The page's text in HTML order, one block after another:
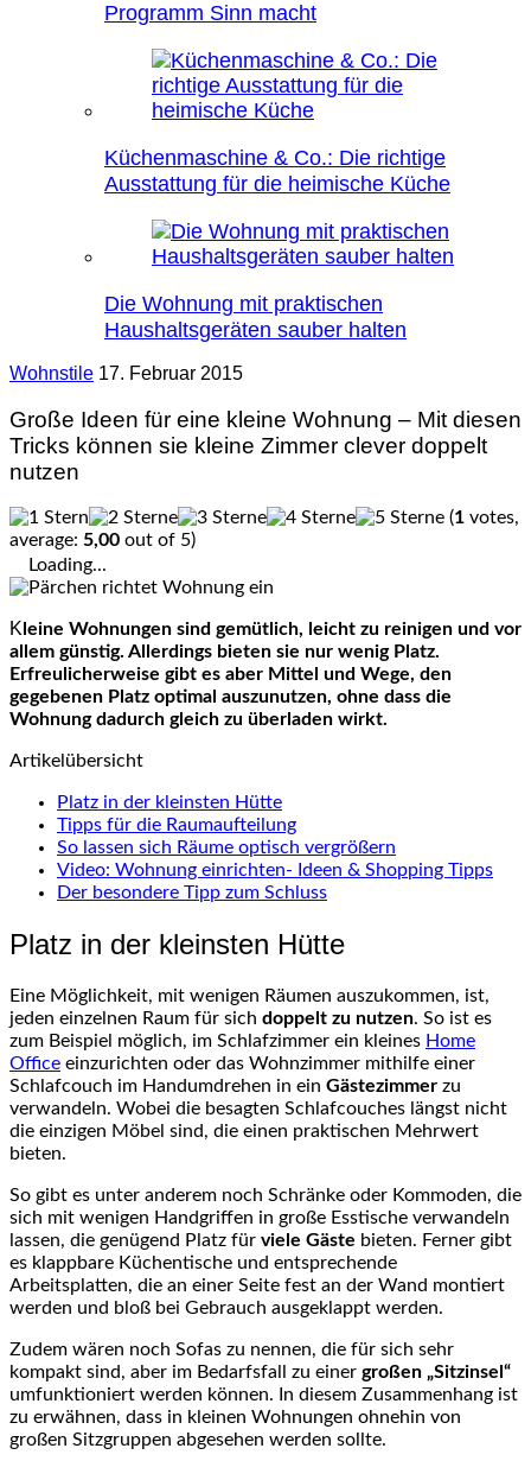
Programm Sinn macht
Küchenmaschine & Co.: Die richtige
Ausstattung für die heimische Küche
Die Wohnung mit praktischen
Haushaltsgeräten sauber halten
Wohnstile 17. Februar 2015
Große Ideen für eine kleine Wohnung – Mit diesen
Tricks können sie kleine Zimmer clever doppelt
nutzen
(1 votes,
average: 5,00 out of 5)
Loading...
Kleine Wohnungen sind gemütlich, leicht zu reinigen und vor
allem günstig. Allerdings bieten sie nur wenig Platz.
Erfreulicherweise gibt es aber Mittel und Wege, den
gegebenen Platz optimal auszunutzen, ohne dass die
Wohnung dadurch gleich zu überladen wirkt.
Artikelübersicht
Platz in der kleinsten Hütte
Tipps für die Raumaufteilung
So lassen sich Räume optisch vergrößern
Video: Wohnung einrichten- Ideen & Shopping Tipps
Der besondere Tipp zum Schluss
Platz in der kleinsten Hütte
Eine Möglichkeit, mit wenigen Räumen auszukommen, ist,
jeden einzelnen Raum für sich doppelt zu nutzen. So ist es
zum Beispiel möglich, im Schlafzimmer ein kleines Home
Office einzurichten oder das Wohnzimmer mithilfe einer
Schlafcouch im Handumdrehen in ein Gästezimmer zu
verwandeln. Wobei die besagten Schlafcouches längst nicht
die einzigen Möbel sind, die einen praktischen Mehrwert
bieten.
So gibt es unter anderem noch Schränke oder Kommoden, die
sich mit wenigen Handgriffen in große Esstische verwandeln
lassen, die genügend Platz für viele Gäste bieten. Ferner gibt
es klappbare Küchentische und entsprechende
Arbeitsplatten, die an einer Seite fest an der Wand montiert
werden und bloß bei Gebrauch ausgeklappt werden.
Zudem wären noch Sofas zu nennen, die für sich sehr
kompakt sind, aber im Bedarfsfall zu einer großen „Sitzinsel“
umfunktioniert werden können. In diesem Zusammenhang ist
zu erwähnen, dass in kleinen Wohnungen ohnehin von
großen Sitzgruppen abgesehen werden sollte.